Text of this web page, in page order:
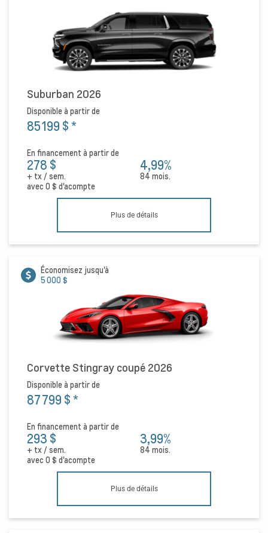
Suburban 2026
Disponible à partir de
85 199 $*
En financement à partir de
278 $
+ tx / sem.
4,99%
84 mois.
avec0 $ d'acompte
Plus de détails
Économisez jusqu'à
5 000 $
Corvette Stingray coupé 2026
Disponible à partir de
87 799 $*
En financement à partir de
293 $
+ tx / sem.
3,99%
84 mois.
avec0 $ d'acompte
Plus de détails